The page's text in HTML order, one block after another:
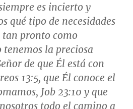
es incierto y
qué tipo de necesidades
tan pronto como
la preciosa
de que Él está con
13:5, que Él conoce el
Job 23:10 y que
todo el camino a